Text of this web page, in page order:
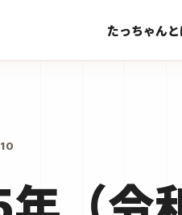
たっちゃんと